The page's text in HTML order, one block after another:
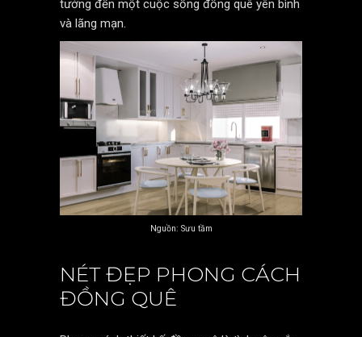
tưởng đến một cuộc sống đồng quê yên bình
và lãng mạn.
Nguồn: Sưu tầm
NÉT ĐẸP PHONG CÁCH
ĐỒNG QUÊ